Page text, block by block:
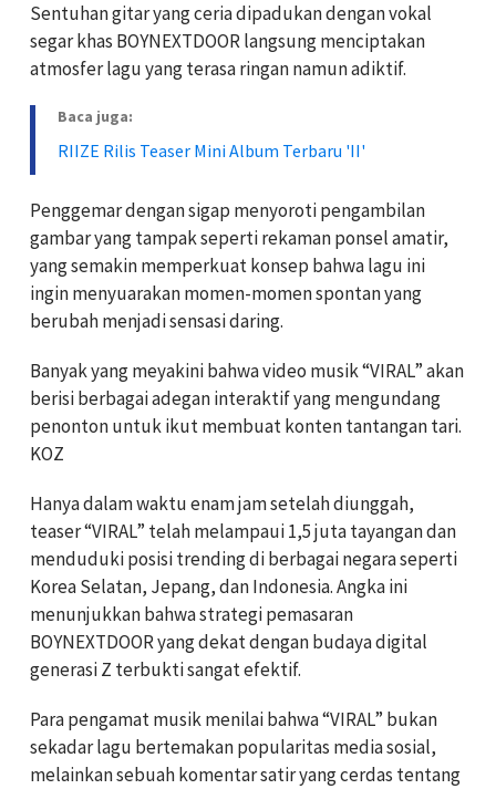
Sentuhan gitar yang ceria dipadukan dengan vokal
segar khas BOYNEXTDOOR langsung menciptakan
atmosfer lagu yang terasa ringan namun adiktif.
Baca juga:
RIIZE Rilis Teaser Mini Album Terbaru 'II'
Penggemar dengan sigap menyoroti pengambilan
gambar yang tampak seperti rekaman ponsel amatir,
yang semakin memperkuat konsep bahwa lagu ini
ingin menyuarakan momen-momen spontan yang
berubah menjadi sensasi daring.
Banyak yang meyakini bahwa video musik “VIRAL” akan
berisi berbagai adegan interaktif yang mengundang
penonton untuk ikut membuat konten tantangan tari.
KOZ
Hanya dalam waktu enam jam setelah diunggah,
teaser “VIRAL” telah melampaui 1,5 juta tayangan dan
menduduki posisi trending di berbagai negara seperti
Korea Selatan, Jepang, dan Indonesia. Angka ini
menunjukkan bahwa strategi pemasaran
BOYNEXTDOOR yang dekat dengan budaya digital
generasi Z terbukti sangat efektif.
Para pengamat musik menilai bahwa “VIRAL” bukan
sekadar lagu bertemakan popularitas media sosial,
melainkan sebuah komentar satir yang cerdas tentang